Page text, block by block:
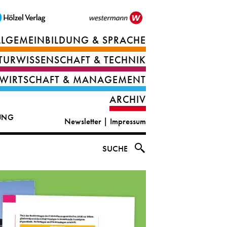
& SPRACHE
& TECHNIK
& MANAGEMENT
ARCHIV
Newsletter Impressum
SUCHE